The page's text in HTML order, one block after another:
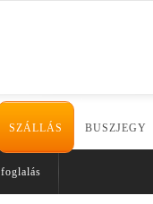
SZÁLLÁS BUSZJEGY